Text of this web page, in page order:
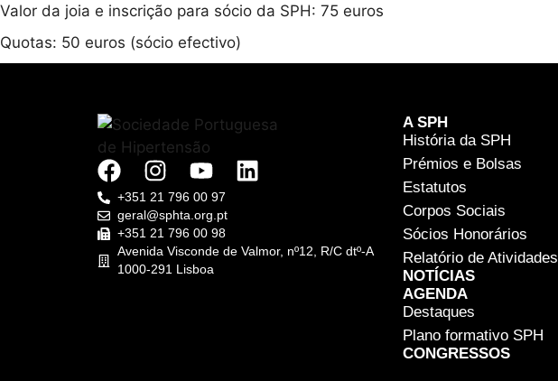
Valor da joia e inscrição para sócio da SPH: 75 euros
Quotas: 50 euros (sócio efectivo)
+351 21 796 00 97
geral@sphta.org.pt
+351 21 796 00 98
Avenida Visconde de Valmor, nº12, R/C dtº-A
1000-291 Lisboa
A SPH
História da SPH
Prémios e Bolsas
Estatutos
Corpos Sociais
Sócios Honorários
Relatório de Atividades
NOTÍCIAS
AGENDA
Destaques
Plano formativo SPH
CONGRESSOS